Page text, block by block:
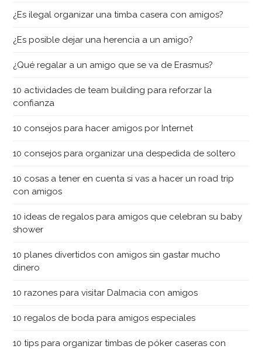
¿Es ilegal organizar una timba casera con amigos?
¿Es posible dejar una herencia a un amigo?
¿Qué regalar a un amigo que se va de Erasmus?
10 actividades de team building para reforzar la
confianza
10 consejos para hacer amigos por Internet
10 consejos para organizar una despedida de soltero
10 cosas a tener en cuenta si vas a hacer un road trip
con amigos
10 ideas de regalos para amigos que celebran su baby
shower
10 planes divertidos con amigos sin gastar mucho
dinero
10 razones para visitar Dalmacia con amigos
10 regalos de boda para amigos especiales
10 tips para organizar timbas de póker caseras con